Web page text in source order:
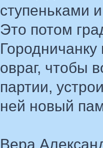
ступеньками
Это потом
овраг, чтобы
партии,
ней новый
Вера